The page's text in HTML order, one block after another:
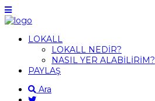
LOKALL
LOKALL NEDİR?
NASIL YER ALABİLİRİM?
PAYLAŞ
Ara